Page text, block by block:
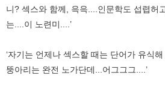
니? 섹스와 함께, 윽윽....인문학도 섭렵허
는....이 노련미....’
‘자기는 언제나 섹스할 때는 단어가 유식
뚱아리는 완전 노가단데...어그그그....’